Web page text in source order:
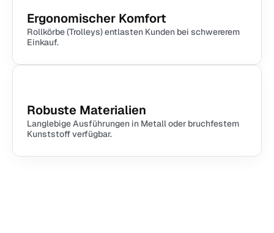
Ergonomischer Komfort
Rollkörbe (Trolleys) entlasten Kunden bei schwererem
Einkauf.
Robuste Materialien
Langlebige Ausführungen in Metall oder bruchfestem
Kunststoff verfügbar.